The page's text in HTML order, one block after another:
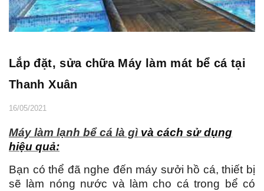
Lắp đặt, sửa chữa Máy làm mát bể cá tại
Thanh Xuân
16/05/2021
Máy làm lạnh bể cá là gì và cách sử dụng
hiệu quả:
Bạn có thể đã nghe đến máy sưởi hồ cá, thiết bị
sẽ làm nóng nước và làm cho cá trong bể có